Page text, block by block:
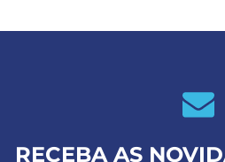
RECEBA AS